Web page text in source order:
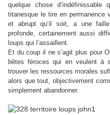
quelque chose d’indéfinissable
titanesque le tire en permanence
et abrupt qu’il soit, a une
profonde, certainement aussi
loups qui l’assaillent.
Et du coup il ne s’agit plus pour
bêtes féroces qui en veulent à
trouver les ressources morales
alors que tout, objectivement
simplement abandonner.